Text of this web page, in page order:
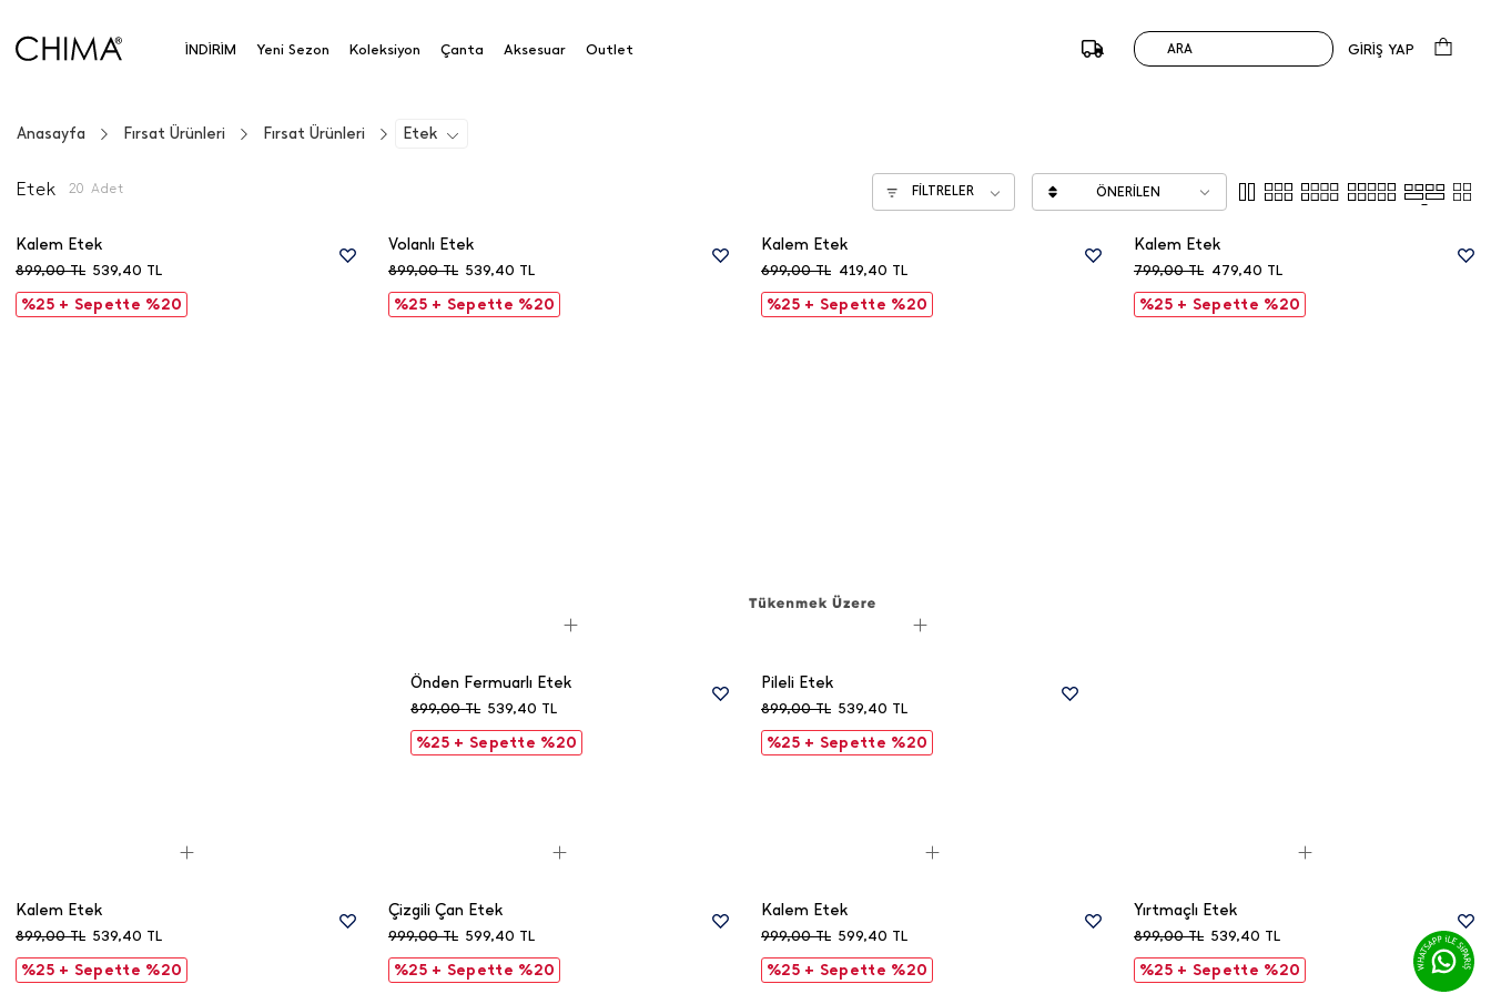
İNDİRİM Yeni Sezon Koleksiyon Çanta Aksesuar Outlet ARA GİRİŞ YAP
Etek
Fırsat Ürünleri
Fırsat Ürünleri
Anasayfa
Etek 20 Adet FİLTRELER ÖNERILEN
%25 + Sepette %20
539,40 TL
899,00 TL
Kalem Etek
%25 + Sepette %20
539,40 TL
899,00 TL
Volanlı Etek
%25 + Sepette %20
419,40 TL
699,00 TL
Kalem Etek
%25 + Sepette %20
479,40 TL
799,00 TL
Kalem Etek
%25 + Sepette %20
539,40 TL
899,00 TL
Önden Fermuarlı Etek
%25 + Sepette %20
539,40 TL
899,00 TL
Pileli Etek
%25 + Sepette %20
539,40 TL
899,00 TL
Kalem Etek
%25 + Sepette %20
599,40 TL
999,00 TL
Çizgili Çan Etek
%25 + Sepette %20
599,40 TL
999,00 TL
Kalem Etek
%25 + Sepette %20
539,40 TL
899,00 TL
Yırtmaçlı Etek